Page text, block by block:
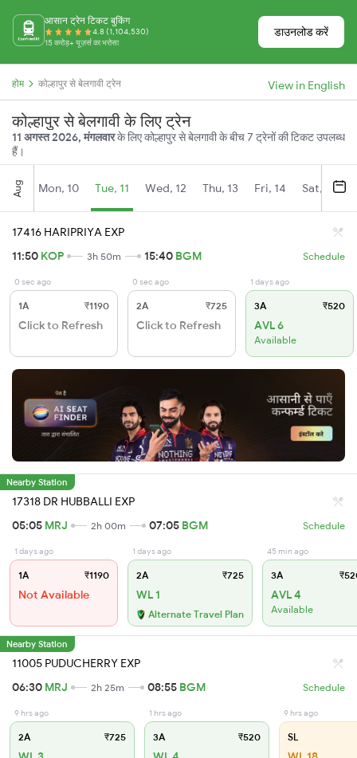
आसान ट्रेन टिकट बुकिंग
4.8 (1,104,530)
15 करोड़+ यूज़र्स का भरोसा
डाउनलोड करें
होम कोल्हापुर से बेलगावी ट्रेन View in English
कोल्हापुर से बेलगावी के लिए ट्रेन
11 अगस्त 2026, मंगलवारके लिए कोल्हापुर से बेलगावी के बीच 7 ट्रेनों की टिकट उपलब्ध
हैं।
Aug Mon, 10 Tue, 11 Wed, 12 Thu, 13 Fri, 14 Sat, 15
17416 HARIPRIYA EXP
11:50 KOP 3h 50m 15:40 BGM Schedule
0 sec ago
1A ₹1190
Click to Refresh
0 sec ago
2A ₹725
Click to Refresh
1 days ago
3A ₹520
AVL 6
Available
Nearby Station
17318 DR HUBBALLI EXP
05:05 MRJ 2h 00m 07:05 BGM Schedule
1 days ago
1A ₹1190
Not Available
1 days ago
2A ₹725
WL 1
Alternate Travel Plan
45 min ago
3A
AVL 4
Available
Nearby Station
11005 PUDUCHERRY EXP
06:30 MRJ 2h 25m 08:55 BGM Schedule
9 hrs ago
2A ₹725
1 hrs ago
3A ₹520
9 hrs ago
SL